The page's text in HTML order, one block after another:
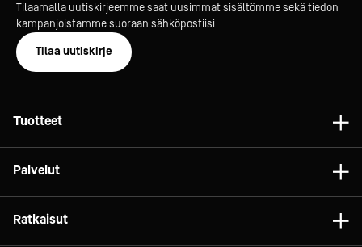
Tilaamalla uutiskirjeemme saat uusimmat sisältömme sekä tiedon
kampanjoistamme suoraan sähköpostiisi.
Tilaa uutiskirje
Tuotteet
Tarvikkeet
Palvelut
Konsultointi
Ratkaisut